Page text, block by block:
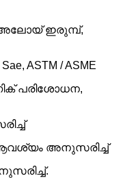
അലോയ് ഇരുമ്പ്,
ASTM / ASME
പരിശോധന,
അനുസരിച്ച്